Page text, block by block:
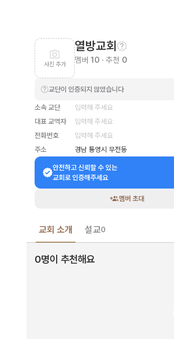
사진 추가
열방교회
멤버 10 · 추천 0
교단이 인증되지 않았습니다
소속 교단
입력해 주세요
대표 교역자
입력해 주세요
전화번호
입력해 주세요
주소
경남 통영시 무전동
안전하고 신뢰할 수 있는
교회로 인증해주세요
멤버 초대
교회 소개 설교0
0명이 추천해요